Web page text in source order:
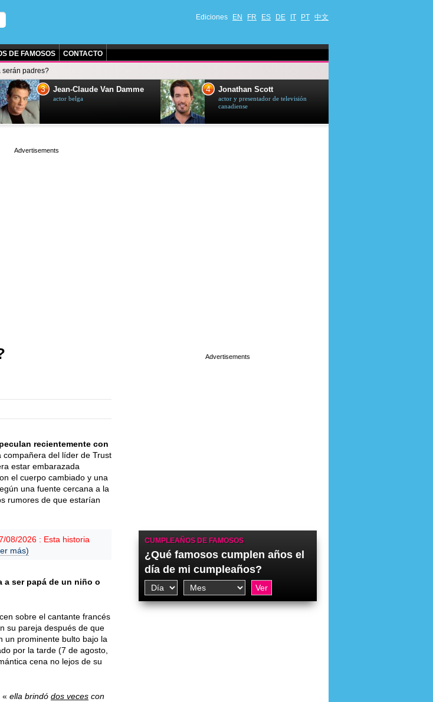
Ediciones EN FR ES DE IT PT 中文
DE FAMOSOS CONTACTO
serán padres?
3 Jean-Claude Van Damme
actor belga
4 Jonathan Scott
actor y presentador de televisión
canadiense
recientemente con
compañera del líder de Trust
estar embarazada
el cuerpo cambiado y una
una fuente cercana a la
rumores de que estarían
08/2026 : Esta historia
más)
a ser papá de un niño o
sobre el cantante francés
su pareja después de que
un prominente bulto bajo la
por la tarde (7 de agosto,
cena no lejos de su
« ella brindó dos veces con
CUMPLEAÑOS DE FAMOSOS
¿Qué famosos cumplen años el
día de mi cumpleaños?